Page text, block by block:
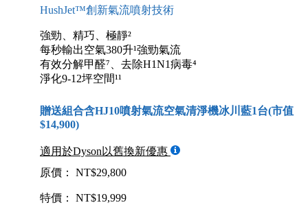
HushJet™創新氣流噴射技術
強勁、精巧、極靜²
每秒輸出空氣380升¹強勁氣流
有效分解甲醛⁷、去除H1N1病毒⁴
淨化9-12坪空間¹¹
贈送組合含HJ10噴射氣流空氣清淨機冰川藍1台(市值
$14,900)
適用於Dyson以舊換新優惠
原價： NT$29,800
特價： NT$19,999